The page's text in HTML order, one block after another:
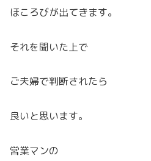
ほころびが出てきます。
それを聞いた上で
ご夫婦で判断されたら
良いと思います。
営業マンの